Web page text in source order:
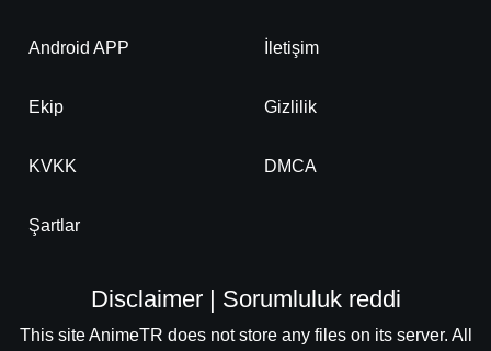
Android APP İletişim
Ekip Gizlilik
KVKK DMCA
Şartlar
Disclaimer | Sorumluluk reddi
This site AnimeTR does not store any files on its server. All